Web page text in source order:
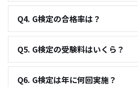
Q4. G検定の合格率は？
Q5. G検定の受験料はいくら？
Q6. G検定は年に何回実施？